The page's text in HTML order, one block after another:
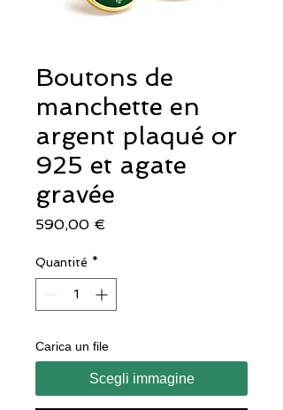
Boutons de
manchette en
argent plaqué or
925 et agate
gravée
590,00 €
Quantité *
Carica un file
Scegli immagine